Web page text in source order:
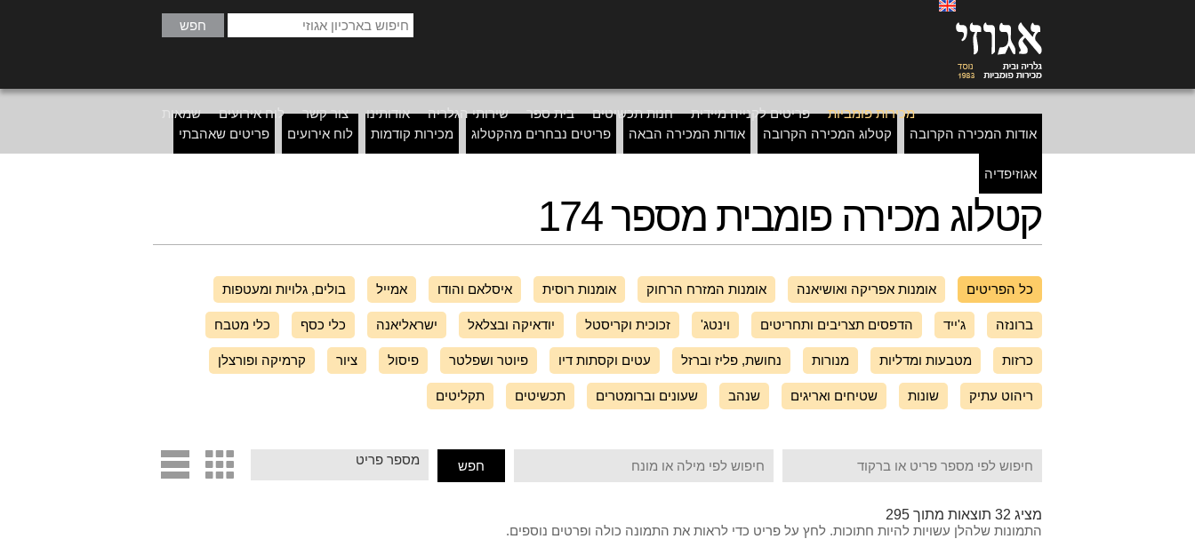
מכירות פומביות פריטים לקנייה מיידית חנות תכשיטים בית ספר שירותי הגלריה אודותינו צור קשר לוח אירועים
שמאות
אודות המכירה הקרובה
קטלוג המכירה הקרובה אודות המכירה הבאה פריטים נבחרים מהקטלוג מכירות קודמות לוח אירועים פריטים שאהבתי
אגוזיפדיה
קטלוג מכירה פומבית מספר 174
כל הפריטים אומנות אפריקה ואושיאנה אומנות המזרח הרחוק אומנות רוסית איסלאם והודו אמייל בולים, גלויות ומעטפות
ברונזה ג'ייד הדפסים תצריבים ותחריטים וינטג' זכוכית וקריסטל יודאיקה ובצלאל ישראליאנה כלי כסף כלי מטבח
כרזות מטבעות ומדליות מנורות נחושת, פליז וברזל עטים וקסתות דיו פיוטר ושפלטר פיסול ציור קרמיקה ופורצלן
ריהוט עתיק שונות שטיחים ואריגים שנהב שעונים וברומטרים תכשיטים תקליטים
d c
מציג 32 תוצאות מתוך 295
התמונות שלהלן עשויות להיות חתוכות. לחץ על פריט כדי לראות את התמונה כולה ופרטים נוספים.